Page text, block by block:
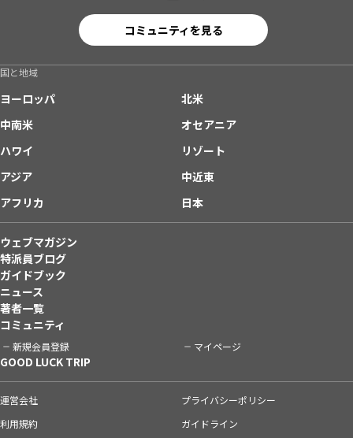
コミュニティを見る
国と地域
ヨーロッパ
北米
中南米
オセアニア
ハワイ
リゾート
アジア
中近東
アフリカ
日本
ウェブマガジン
特派員ブログ
ガイドブック
ニュース
著者一覧
コミュニティ
新規会員登録 マイページ
GOOD LUCK TRIP
運営会社
プライバシーポリシー
利用規約
ガイドライン